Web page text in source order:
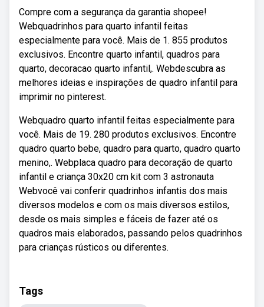
Compre com a segurança da garantia shopee!
Webquadrinhos para quarto infantil feitas
especialmente para você. Mais de 1. 855 produtos
exclusivos. Encontre quarto infantil, quadros para
quarto, decoracao quarto infantil,. Webdescubra as
melhores ideias e inspirações de quadro infantil para
imprimir no pinterest.
Webquadro quarto infantil feitas especialmente para
você. Mais de 19. 280 produtos exclusivos. Encontre
quadro quarto bebe, quadro para quarto, quadro quarto
menino,. Webplaca quadro para decoração de quarto
infantil e criança 30x20 cm kit com 3 astronauta
Webvocê vai conferir quadrinhos infantis dos mais
diversos modelos e com os mais diversos estilos,
desde os mais simples e fáceis de fazer até os
quadros mais elaborados, passando pelos quadrinhos
para crianças rústicos ou diferentes.
Tags